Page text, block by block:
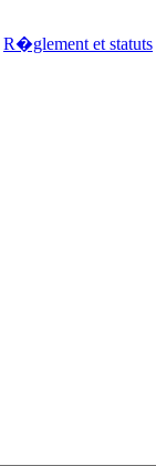
R�glement et statuts